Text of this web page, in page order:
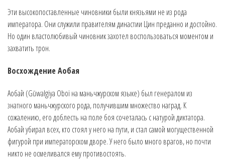
Эти высокопоставленные чиновники были князьями не из рода
императора. Они служили правителям династии Цин преданно и достойно.
Но один властолюбивый чиновник захотел воспользоваться моментом и
захватить трон.
Восхождение Аобая
Аобай (Gūwalgiya Oboi на маньчжурском языке) был генералом из
знатного маньчжурского рода, получившим множество наград. К
сожалению, его доблесть на поле боя сочеталась с натурой диктатора.
Аобай убирал всех, кто стоял у него на пути, и стал самой могущественной
фигурой при императорском дворе. У него было много врагов, но почти
никто не осмеливался ему противостоять.